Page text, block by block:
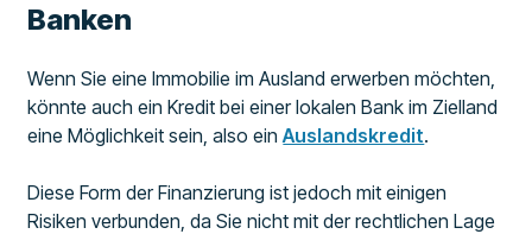
Banken
Wenn Sie eine Immobilie im Ausland erwerben möchten,
könnte auch ein Kredit bei einer lokalen Bank im Zielland
eine Möglichkeit sein, also einAuslandskredit.
Diese Form der Finanzierung ist jedoch mit einigen
Risiken verbunden, da Sie nicht mit der rechtlichen Lage